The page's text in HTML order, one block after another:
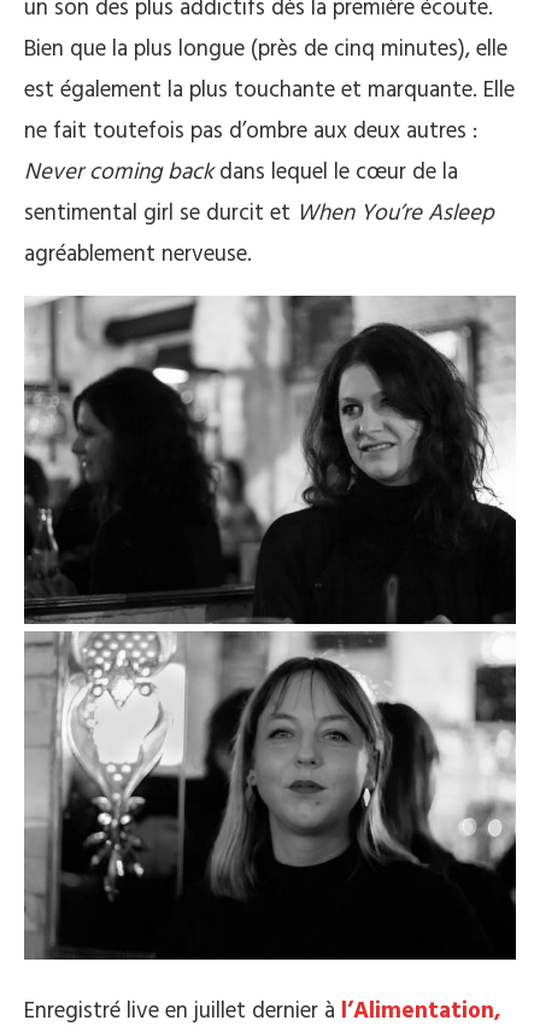
un son des plus addictifs dès la première écoute.
Bien que la plus longue (près de cinq minutes), elle
est également la plus touchante et marquante. Elle
ne fait toutefois pas d’ombre aux deux autres :
Never coming backdans lequel le cœur de la
sentimental girl se durcit et When You’re Asleep
agréablement nerveuse.
Enregistré live en juillet dernier à l’Alimentation,